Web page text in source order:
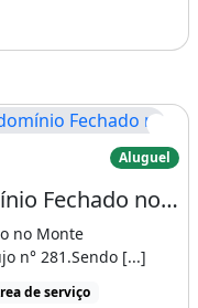
Fechado no
Aluguel
Aluga-Se Casa em Condomínio Fechado no Monte Líbano
no Monte
n° 281.Sendo [...]
de serviço